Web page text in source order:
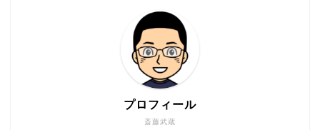
斎藤武蔵
プロフィール